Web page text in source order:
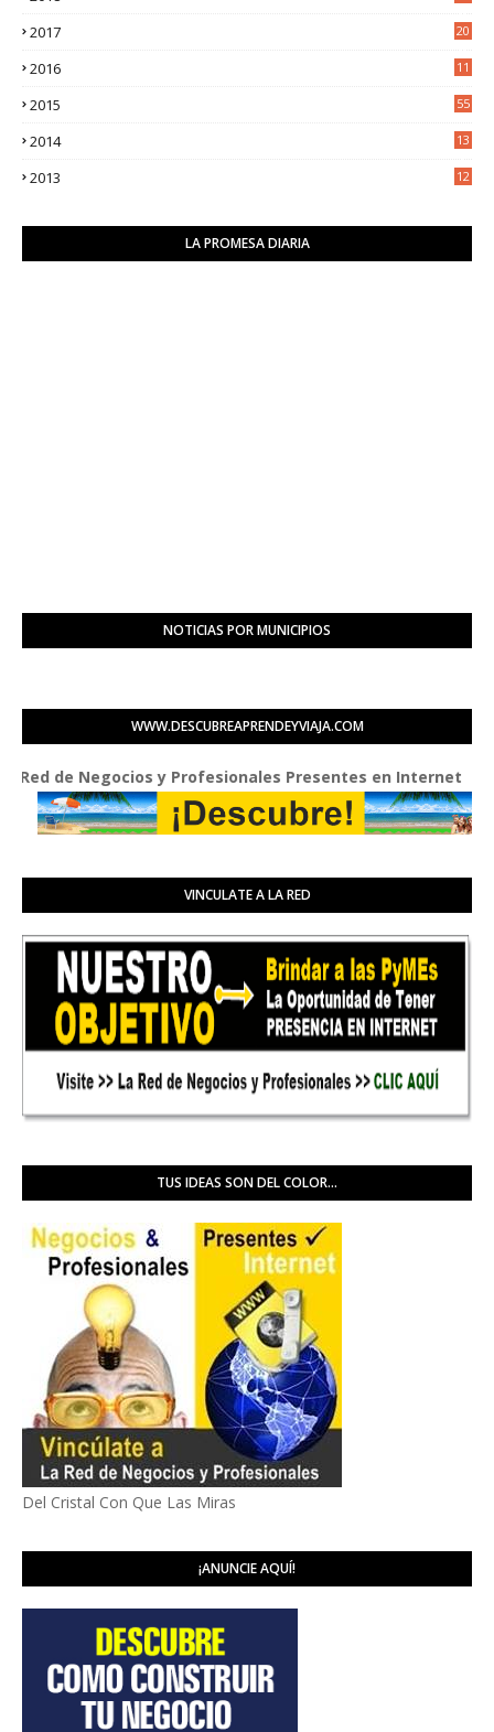
2017
20
2016
11
2015 55
2014
13
2013
12
LA PROMESA DIARIA
NOTICIAS POR MUNICIPIOS
WWW.DESCUBREAPRENDEYVIAJA.COM
Negocios y Profesionales Presentes en Internet
VINCULATE A LA RED
TUS IDEAS SON DEL COLOR...
Del Cristal Con Que Las Miras
¡ANUNCIE AQUÍ!